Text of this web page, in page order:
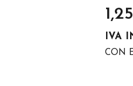
1,25
IVA
CON